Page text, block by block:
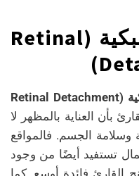
عملية انفصال الشبكية (Retinal
عملية انفصال الشبكية (Retinal Detachment
بأن العناية بالمظهر لا
وسلامة الجسم. فالمواقع
تستفيد أيضًا من وجود
فائدة أوسع. كما